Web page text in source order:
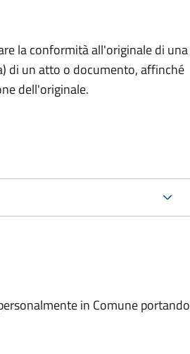
la conformità all'originale di una
di un atto o documento, affinché
dell'originale.
in Comune portando